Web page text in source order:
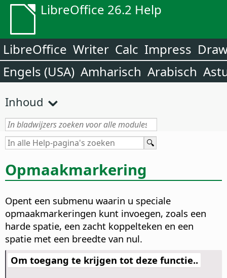
LibreOffice 26.2 Help
LibreOffice Writer Calc Impress
Engels (USA) Amharisch Arabisch
Inhoud
Opmaakmarkering
Opent een submenu waarin u speciale
opmaakmarkeringen kunt invoegen, zoals een
harde spatie, een zacht koppelteken en een
spatie met een breedte van nul.
Om toegang te krijgen tot deze functie..